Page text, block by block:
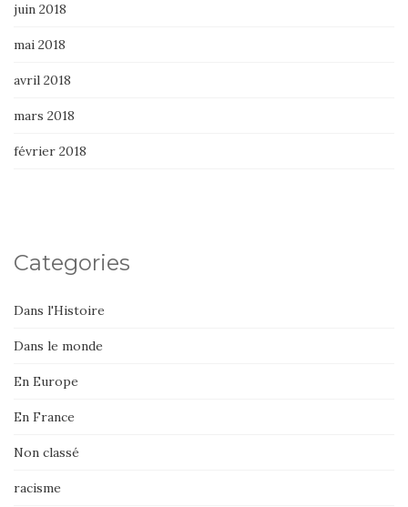
juin 2018
mai 2018
avril 2018
mars 2018
février 2018
Categories
Dans l'Histoire
Dans le monde
En Europe
En France
Non classé
racisme